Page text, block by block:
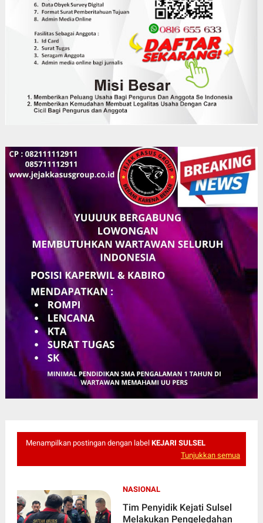
Menampilkan postingan dengan label KEJARI SULSEL
Tunjukkan semua
NASIONAL
Tim Penyidik Kejati Sulsel
Melakukan Pengeledahan